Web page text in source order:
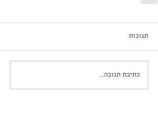
תגובות
כתיבת תגובה...